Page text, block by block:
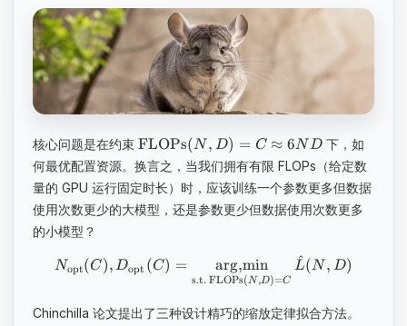
核心问题是在约束 FLOPs(N , D) = C ≈ 6ND 下，如
何最优配置资源。换言之，当我们拥有有限 FLOPs（给定数
量的 GPU 运行固定时长）时，应该训练一个参数更多但数据
使用次数更少的大模型，还是参数更少但数据使用次数更多
的小模型？
Nopt(C), Dopt (C) =
s.t. FLOPs(N ,D)=C
arg,min L
^(N , D)
Chinchilla 论文提出了三种设计精巧的缩放定律拟合方法。